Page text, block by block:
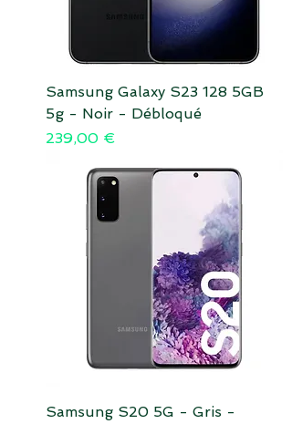
Samsung Galaxy S23 128 5GB
5g - Noir - Débloqué
Prix
239,00 €
Samsung S20 5G - Gris -